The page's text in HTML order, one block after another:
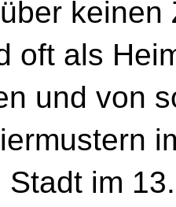
keinen
oft als
und von
Stadt im